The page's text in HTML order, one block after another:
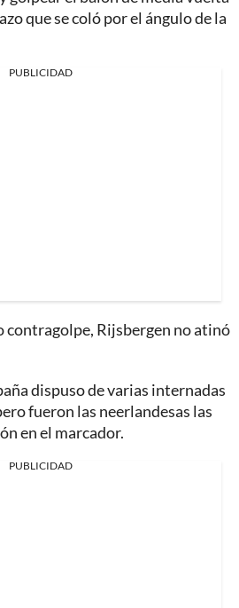
que se coló por el ángulo de la
PUBLICIDAD
contragolpe, Rijsbergen no atinó
dispuso de varias internadas
fueron las neerlandesas las
en el marcador.
PUBLICIDAD